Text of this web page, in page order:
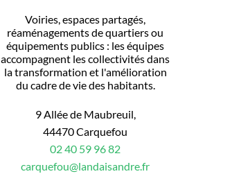
Voiries, espaces partagés,
réaménagements de quartiers ou
équipements publics : les équipes
accompagnent les collectivités dans
la transformation et l'amélioration
du cadre de vie des habitants.
9 Allée de Maubreuil,
44470 Carquefou
02 40 59 96 82
carquefou@landaisandre.fr